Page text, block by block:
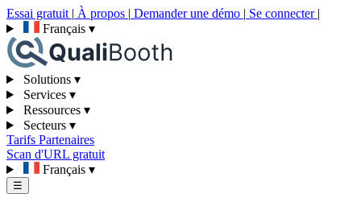
Essai gratuit | À propos | Demander une démo | Se connecter |
Français ▾
Solutions ▾
Services ▾
Ressources ▾
Secteurs ▾
Tarifs Partenaires
Scan d'URL gratuit
Français ▾
☰